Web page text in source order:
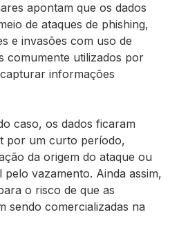
apontam que os dados
de ataques de phishing,
e invasões com uso de
comumente utilizados por
informações
caso, os dados ficaram
por um curto período,
da origem do ataque ou
vazamento. Ainda assim,
o risco de que as
sendo comercializadas na